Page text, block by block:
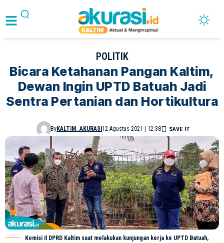
POLITIK
Bicara Ketahanan Pangan Kaltim,
Dewan Ingin UPTD Batuah Jadi
Sentra Pertanian dan Hortikultura
ByKALTIM_AKURASI12 Agustus 2021 | 12:38
Komisi II DPRD Kaltim saat melakukan kunjungan kerja ke UPTD Batuah,